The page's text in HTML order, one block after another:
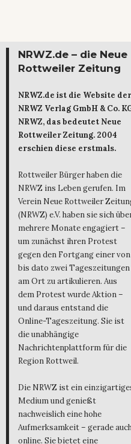
NRWZ.de – die Neue
Rottweiler Zeitung
NRWZ.de ist die Website der
NRWZ Verlag GmbH & Co.
NRWZ, das bedeutet Neue
Rottweiler Zeitung. 2004
erschien diese erstmals.
Rottweiler Bürger haben die
NRWZ ins Leben gerufen. Im
Verein Neue Rottweiler
(NRWZ) e.V. haben sie sich
mehrere Monate engagiert –
um zunächst ihren Protest
gegen den Fortgang einer von
bis dato zwei Tageszeitungen
am Ort zu artikulieren. Aus
dem Protest wurde Aktion –
und daraus entstand die
Online-Tageszeitung. Sie ist
die unabhängige
Nachrichtenplattform für die
Region Rottweil.
Die NRWZ ist ein
Medium und genießt
nachweislich eine hohe
Aufmerksamkeit – gerade
online. Sie bietet eine